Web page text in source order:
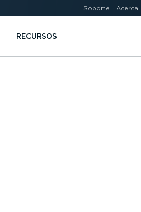
Soporte Acerca
RECURSOS